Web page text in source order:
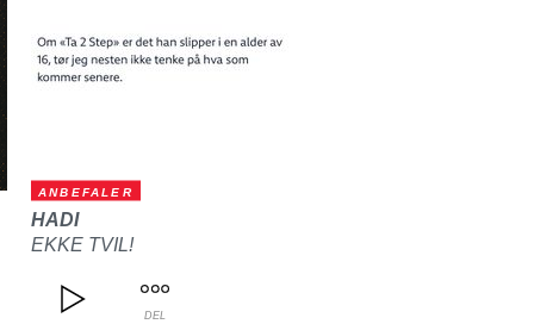
ANBEFALER
HADI
EKKE TVIL!
DEL